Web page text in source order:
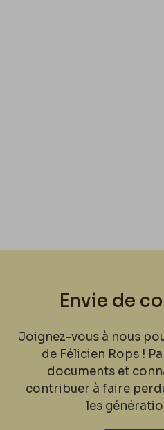
Envie de
Joignez-vous à nous
de Félicien Rops !
documents et
contribuer à faire
les